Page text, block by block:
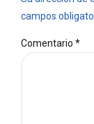
campos
Comentario *